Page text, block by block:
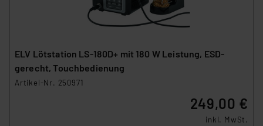
ELV Lötstation LS-180D+ mit 180 W Leistung, ESD-
gerecht, Touchbedienung
Artikel-Nr. 250971
249,00 €
inkl. MwSt.